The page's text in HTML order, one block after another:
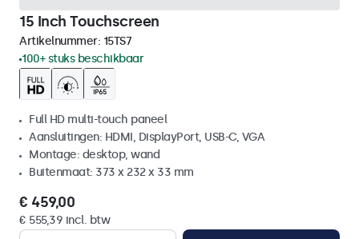
15 Inch Touchscreen
Artikelnummer: 15TS7
100+ stuks beschikbaar
Full HD multi-touch paneel
Aansluitingen: HDMI, DisplayPort, USB-C, VGA
Montage: desktop, wand
Buitenmaat: 373 x 232 x 33 mm
€ 459,00
€ 555,39 incl. btw